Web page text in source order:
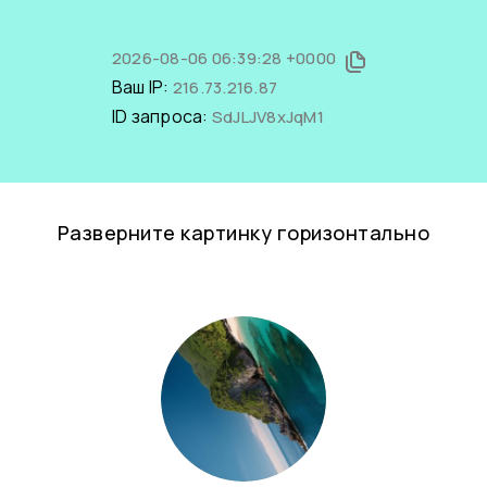
2026-08-06 06:39:28 +0000
Ваш IP: 216.73.216.87
ID запроса: SdJLJV8xJqM1
Разверните картинку горизонтально